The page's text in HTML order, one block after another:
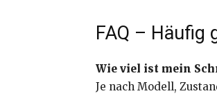
FAQ – Häufig
Wie viel ist mein
Je nach Modell,